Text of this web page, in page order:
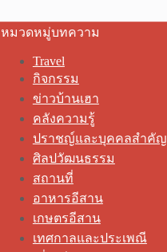
หมวดหมู่บทความ
Travel
กิจกรรม
ข่าวบ้านเฮา
คลังความรู้
ปราชญ์และบุคคลสำคัญ
ศิลปวัฒนธรรม
สถานที่
อาหารอีสาน
เกษตรอีสาน
เทศกาลและประเพณี